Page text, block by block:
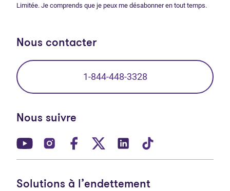
Limitée. Je comprends que je peux me désabonner en tout temps.
Nous contacter
1-844-448-3328
Nous suivre
(Ouvre dans un nouvel onglet)
(Ouvre dans un nouvel onglet)
(Ouvre dans un nouvel onglet)
(Ouvre dans un nouvel
(Ouvre dans un
Solutions à l’endettement